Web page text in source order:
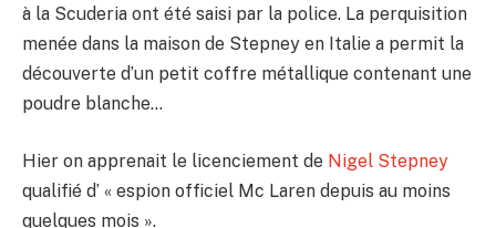
à la Scuderia ont été saisi par la police. La perquisition
menée dans la maison de Stepney en Italie a permit la
découverte d’un petit coffre métallique contenant une
poudre blanche…
Hier on apprenait le licenciement de Nigel Stepney
qualifié d’ « espion officiel Mc Laren depuis au moins
quelques mois ».